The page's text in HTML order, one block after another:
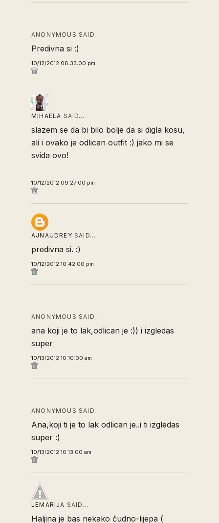
ANONYMOUS SAID…
Predivna si :)
10/12/2012 08:33:00 pm
MIHAELA SAID…
slazem se da bi bilo bolje da si digla kosu,
ali i ovako je odlican outfit :) jako mi se
svida ovo!
10/12/2012 09:27:00 pm
AJNAUDREY SAID…
predivna si. :)
10/12/2012 10:42:00 pm
ANONYMOUS SAID…
ana koji je to lak,odlican je :)) i izgledas
super
10/13/2012 10:10:00 am
ANONYMOUS SAID…
Ana,koji ti je to lak odlican je..i ti izgledas
super :)
10/13/2012 10:13:00 am
LEMARIJA SAID…
Haljina je bas nekako čudno-lijepa (